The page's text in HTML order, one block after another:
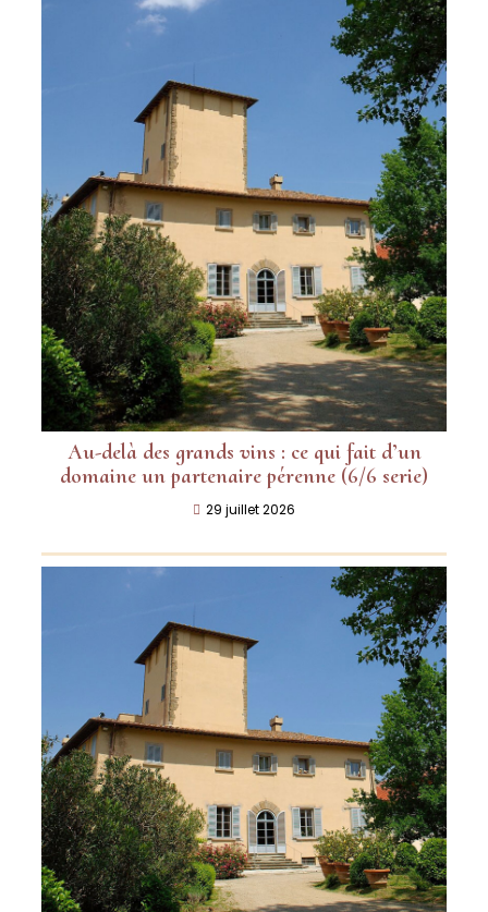
Au-delà des grands vins : ce qui fait d’un
domaine un partenaire pérenne (6/6 serie)
29 juillet 2026